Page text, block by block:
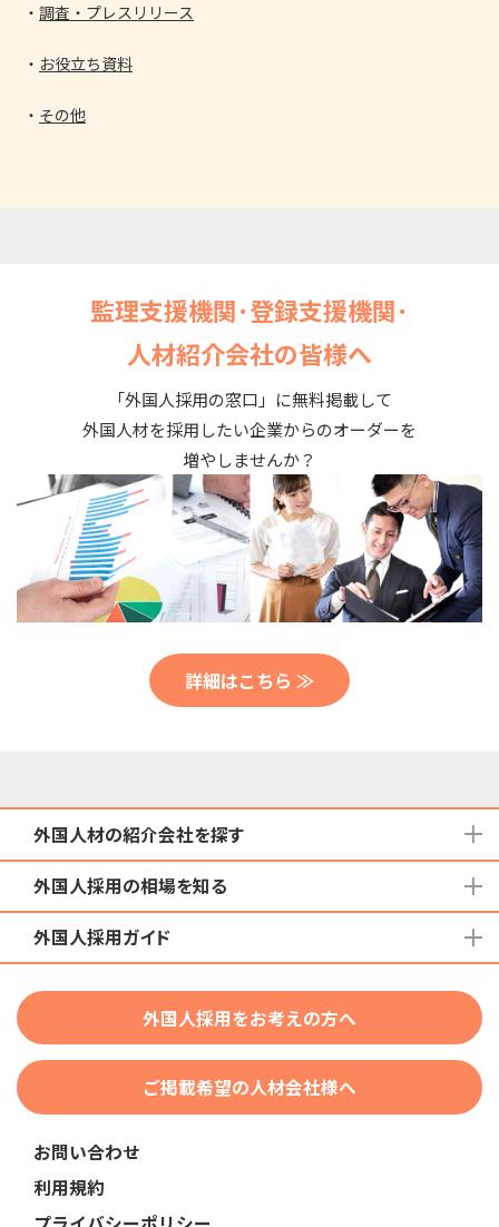
調査・プレスリリース
お役立ち資料
その他
監理支援機関･登録支援機関･
人材紹介会社の皆様へ
「外国人採用の窓口」に無料掲載して
外国人材を採用したい企業からのオーダーを
増やしませんか？
詳細はこちら ≫
外国人材の紹介会社を探す
地域から検索する
国籍から検索する
在留資格から検索する
団体種別から探す
業界・職種から検索する
外国人採用の相場を知る
育成就労外国人の受け入れ相場
技人国・高度人材の受け入れ相場
外国人採用ガイド
特定技能
技術・人文知識・国際業務
助成金
外国人採用をお考えの方へ
ご掲載希望の人材会社様へ
お問い合わせ
利用規約